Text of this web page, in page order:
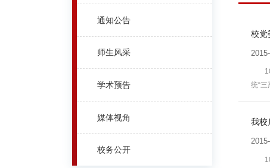
通知公告
师生风采
学术预告
媒体视角
校务公开
校党
统“
我校